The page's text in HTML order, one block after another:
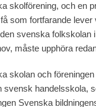
skolförening, och en
som fortfarande
svenska
måste upphöra
skolan och
svensk handelsskola,
Svenska